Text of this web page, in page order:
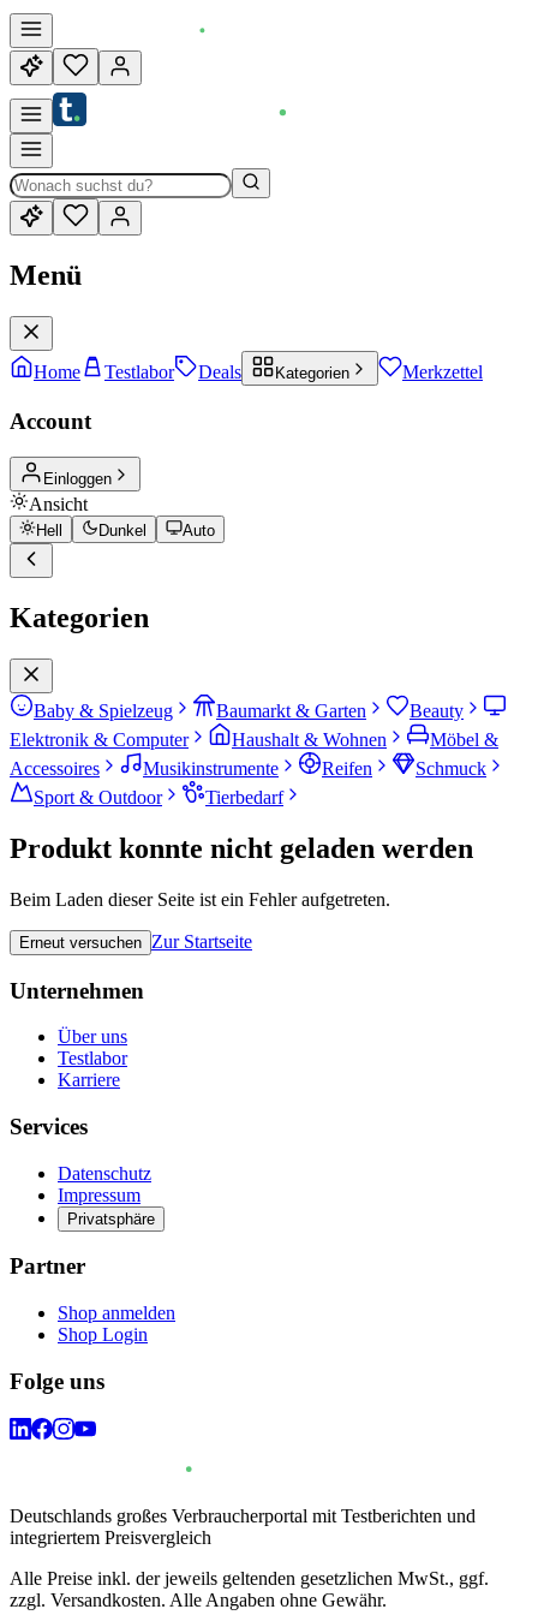
Menü
Home Testlabor Deals Kategorien Merkzettel
Account
Einloggen
Ansicht
Hell Dunkel Auto
Kategorien
Baby & Spielzeug Baumarkt & Garten
Beauty
Elektronik & Computer
Haushalt & Wohnen
Möbel &
Accessoires
Musikinstrumente Reifen
Schmuck
Sport & Outdoor
Tierbedarf
Produkt konnte nicht geladen werden
Beim Laden dieser Seite ist ein Fehler aufgetreten.
Erneut versuchen Zur Startseite
Unternehmen
Über uns
Testlabor
Karriere
Services
Datenschutz
Impressum
Privatsphäre
Partner
Shop anmelden
Shop Login
Folge uns
Deutschlands großes Verbraucherportal mit Testberichten und
integriertem Preisvergleich
Alle Preise inkl. der jeweils geltenden gesetzlichen MwSt., ggf.
zzgl. Versandkosten. Alle Angaben ohne Gewähr.